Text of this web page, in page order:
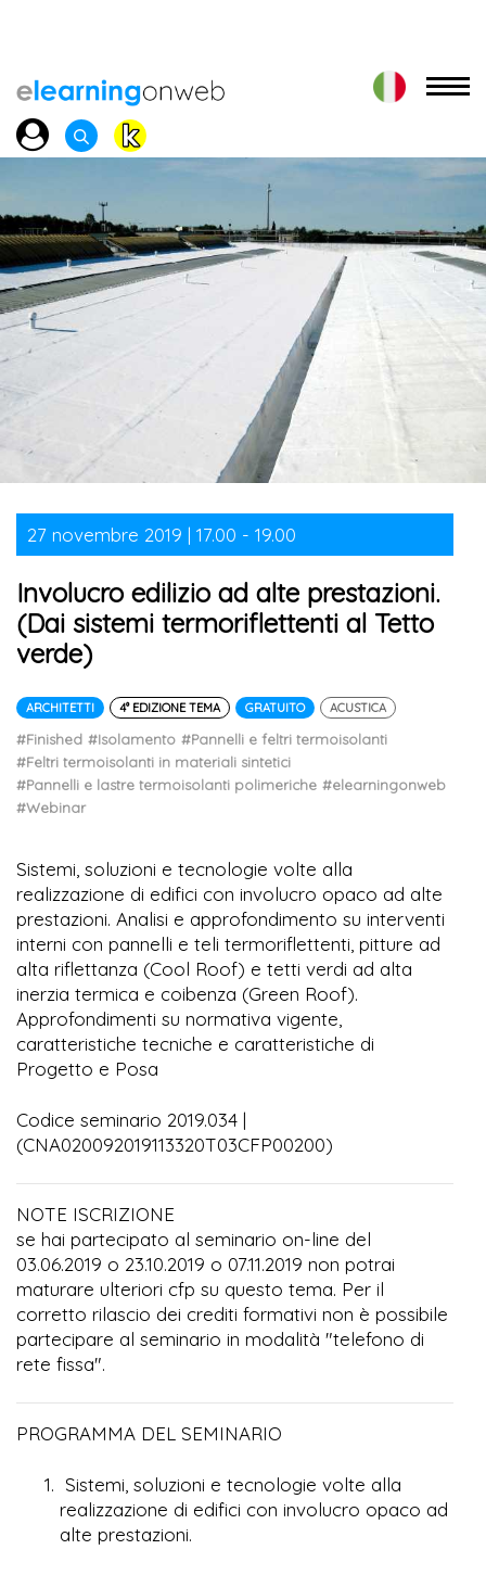
27 novembre 2019 | 17.00 - 19.00
Involucro edilizio ad alte prestazioni.
(Dai sistemi termoriflettenti al Tetto
verde)
ARCHITETTI 4° EDIZIONE TEMA GRATUITO ACUSTICA
#Finished #Isolamento #Pannelli e feltri termoisolanti
#Feltri termoisolanti in materiali sintetici
#Pannelli e lastre termoisolanti polimeriche #elearningonweb
#Webinar
Sistemi, soluzioni e tecnologie volte alla
realizzazione di edifici con involucro opaco ad alte
prestazioni. Analisi e approfondimento su interventi
interni con pannelli e teli termoriflettenti, pitture ad
alta riflettanza (Cool Roof) e tetti verdi ad alta
inerzia termica e coibenza (Green Roof).
Approfondimenti su normativa vigente,
caratteristiche tecniche e caratteristiche di
Progetto e Posa
Codice seminario 2019.034 |
(CNA020092019113320T03CFP00200)
NOTE ISCRIZIONE
se hai partecipato al seminario on-line del
03.06.2019 o 23.10.2019 o 07.11.2019 non potrai
maturare ulteriori cfp su questo tema. Per il
corretto rilascio dei crediti formativi non è possibile
partecipare al seminario in modalità "telefono di
rete fissa".
PROGRAMMA DEL SEMINARIO
Sistemi, soluzioni e tecnologie volte alla
realizzazione di edifici con involucro opaco ad
alte prestazioni.